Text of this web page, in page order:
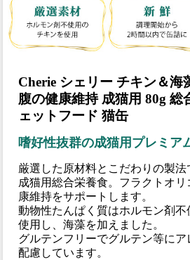
Cherie シェリー チキン＆海
腹の健康維持 成猫用 80g 総
ェットフード 猫缶
嗜好性抜群の成猫用プレミア
厳選した原材料とこだわりの製
成猫用総合栄養食。フラクトオ
康維持をサポートします。
動物性たんぱく質はホルモン剤
使用し、海藻を加えました。
グルテンフリーでグルテン等に
配慮しています。